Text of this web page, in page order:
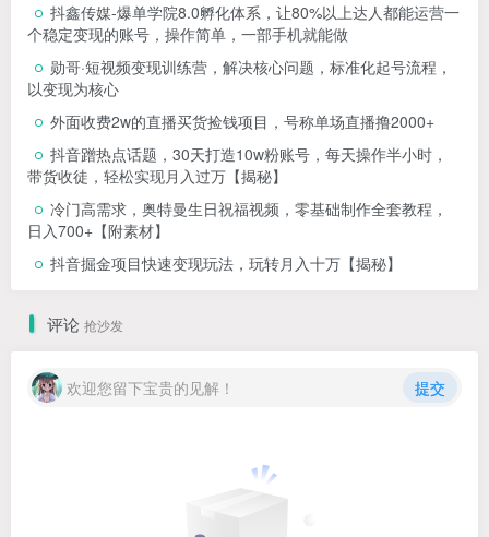
抖鑫传媒-爆单学院8.0孵化体系，让80%以上达人都能运营一
个稳定变现的账号，操作简单，一部手机就能做
勋哥·短视频变现训练营，解决核心问题，标准化起号流程，
以变现为核心
外面收费2w的直播买货捡钱项目，号称单场直播撸2000+
抖音蹭热点话题，30天打造10w粉账号，每天操作半小时，
带货收徒，轻松实现月入过万【揭秘】
冷门高需求，奥特曼生日祝福视频，零基础制作全套教程，
日入700+【附素材】
抖音掘金项目快速变现玩法，玩转月入十万【揭秘】
评论 抢沙发
欢迎您留下宝贵的见解！ 提交